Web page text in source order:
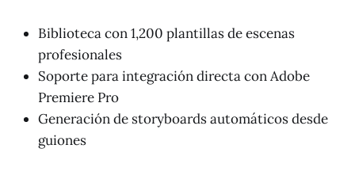
Biblioteca con 1,200 plantillas de escenas
profesionales
Soporte para integración directa con Adobe
Premiere Pro
Generación de storyboards automáticos desde
guiones